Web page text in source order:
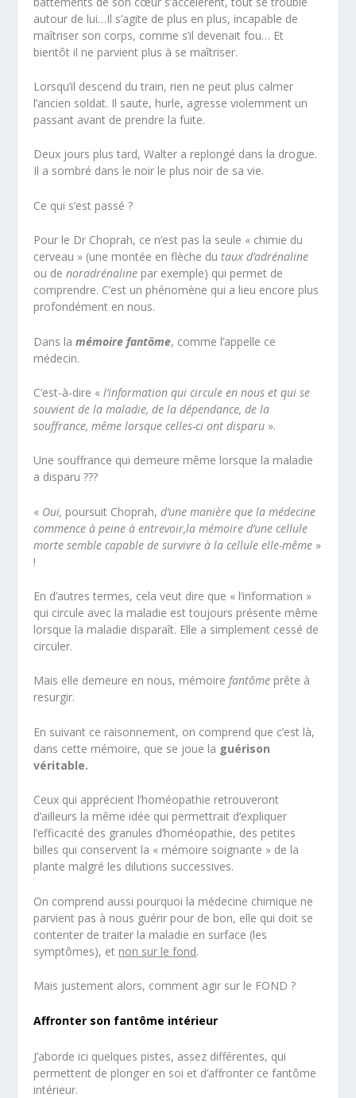
autour de lui…Il s’agite de plus en plus, incapable de
maîtriser son corps, comme s’il devenait fou… Et
bientôt il ne parvient plus à se maîtriser.
Lorsqu’il descend du train, rien ne peut plus calmer
l’ancien soldat. Il saute, hurle, agresse violemment un
passant avant de prendre la fuite.
Deux jours plus tard, Walter a replongé dans la drogue.
Il a sombré dans le noir le plus noir de sa vie.
Ce qui s’est passé ?
Pour le Dr Choprah, ce n’est pas la seule « chimie du
cerveau » (une montée en flèche dutaux d’adrénaline
ou denoradrénaline par exemple) qui permet de
comprendre. C’est un phénomène qui a lieu encore plus
profondément en nous.
Dans lamémoire fantôme, comme l’appelle ce
médecin.
C’est-à-dire « l’information qui circule en nous et qui se
souvient de la maladie, de la dépendance, de la
souffrance, même lorsque celles-ci ont disparu ».
Une souffrance qui demeure même lorsque la maladie
a disparu ???
« Oui, poursuit Choprah,d’une manière que la médecine
commence à peine à entrevoir,la mémoire d’une cellule
morte semble capable de survivre à la cellule elle-même »
!
En d’autres termes, cela veut dire que « l’information »
qui circule avec la maladie est toujours présente même
lorsque la maladie disparaît. Elle a simplement cessé de
circuler.
Mais elle demeure en nous, mémoire fantôme prête à
resurgir.
En suivant ce raisonnement, on comprend que c’est là,
dans cette mémoire, que se joue la guérison
véritable.
Ceux qui apprécient l’homéopathie retrouveront
d’ailleurs la même idée qui permettrait d’expliquer
l’efficacité des granules d’homéopathie, des petites
billes qui conservent la « mémoire soignante » de la
plante malgré les dilutions successives.
On comprend aussi pourquoi la médecine chimique ne
parvient pas à nous guérir pour de bon, elle qui doit se
contenter de traiter la maladie en surface (les
symptômes), et non sur le fond.
Mais justement alors, comment agir sur le FOND ?
Affronter son fantôme intérieur
J’aborde ici quelques pistes, assez différentes, qui
permettent de plonger en soi et d’affronter ce fantôme
intérieur.